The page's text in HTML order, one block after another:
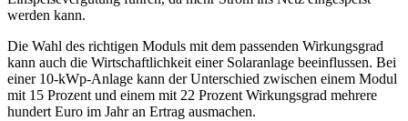
werden kann.
Die Wahl des richtigen Moduls mit dem passenden Wirkungsgrad
kann auch die Wirtschaftlichkeit einer Solaranlage beeinflussen. Bei
einer 10-kWp-Anlage kann der Unterschied zwischen einem Modul
mit 15 Prozent und einem mit 22 Prozent Wirkungsgrad mehrere
hundert Euro im Jahr an Ertrag ausmachen.